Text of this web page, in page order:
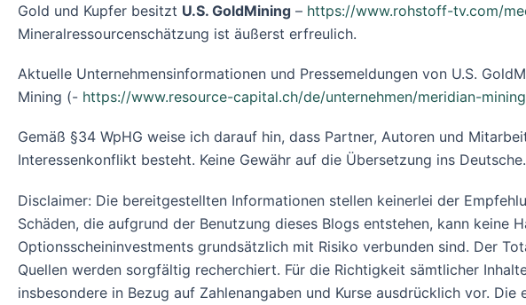
Gold und Kupfer besitzt U.S. GoldMining – https://www.rohstoff-tv.com/
Mineralressourcenschätzung ist äußerst erfreulich.
Aktuelle Unternehmensinformationen und Pressemeldungen von U.S.
Mining (- https://www.resource-capital.ch/de/unternehmen/meridian-
Gemäß §34 WpHG weise ich darauf hin, dass Partner, Autoren und
Interessenkonflikt besteht. Keine Gewähr auf die Übersetzung ins
Disclaimer: Die bereitgestellten Informationen stellen keinerlei der
Schäden, die aufgrund der Benutzung dieses Blogs entstehen, kann
Optionsscheininvestments grundsätzlich mit Risiko verbunden sind. Der
Quellen werden sorgfältig recherchiert. Für die Richtigkeit sämtlicher
insbesondere in Bezug auf Zahlenangaben und Kurse ausdrücklich vor.